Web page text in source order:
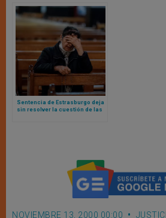
Sentencia de Estrasburgo deja
sin resolver la cuestión de las
NOVIEMBRE 13, 2000 00:00